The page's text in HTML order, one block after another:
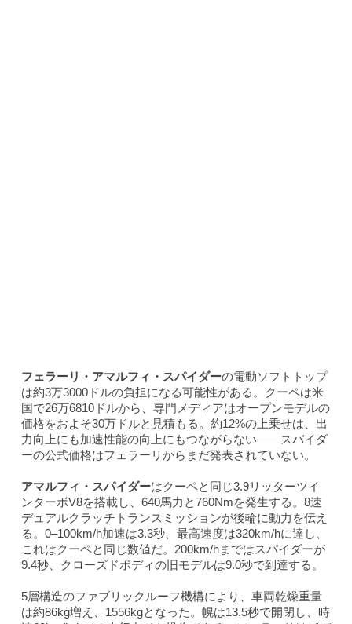
フェラーリ・アマルフィ・スパイダーの電動ソフトトップ
は約3万3000ドルの負担になる可能性がある。クーペは米
国で26万6810ドルから、専門メディアはオープンモデルの
価格をおよそ30万ドルと見積もる。約12%の上乗せは、出
力向上にも加速性能の向上にもつながらない——スパイダ
ーの公式価格はフェラーリからまだ発表されていない。
アマルフィ・スパイダーはクーペと同じ3.9リッターツイ
ンターボV8を搭載し、640馬力と760Nmを発生する。8速
デュアルクラッチトランスミッションが後輪に動力を伝え
る。0–100km/h加速は3.3秒、最高速度は320km/hに達し、
これはクーペと同じ数値だ。200km/hまではスパイダーが
9.4秒、クローズドボディの旧モデルは9.0秒で到達する。
5層構造のファブリックルーフ機構により、車両乾燥重量
は約86kg増え、1556kgとなった。幌は13.5秒で開閉し、時